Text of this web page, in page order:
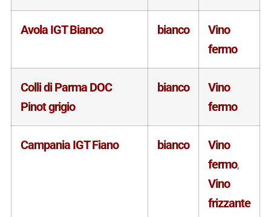
Avola IGT Bianco bianco
Vino
fermo
Colli di Parma DOC
Pinot grigio
bianco
Vino
fermo
Campania IGT Fiano bianco
Vino
fermo,
Vino
frizzante